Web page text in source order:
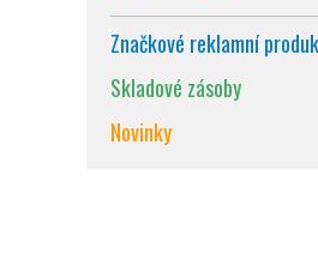
Značkové reklamní
Skladové zásoby
Novinky